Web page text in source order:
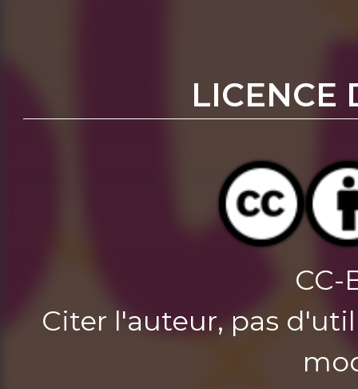
LICENCE
CC-
Citer l'auteur, pas